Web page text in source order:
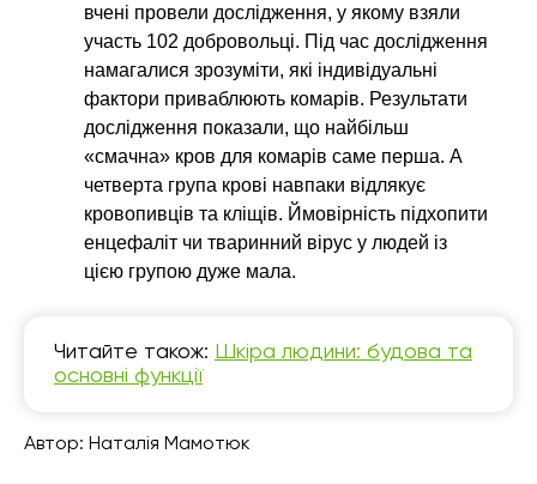
вчені провели дослідження, у якому взяли
участь 102 добровольці. Під час дослідження
намагалися зрозуміти, які індивідуальні
фактори приваблюють комарів. Результати
дослідження показали, що найбільш
«смачна» кров для комарів саме перша. А
четверта група крові навпаки відлякує
кровопивців та кліщів. Ймовірність підхопити
енцефаліт чи тваринний вірус у людей із
цією групою дуже мала.
Читайте також: Шкіра людини: будова та
основні функції
Автор: Наталія Мамотюк